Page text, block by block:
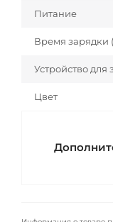
Питание
Время зарядки
Устройство для
Цвет